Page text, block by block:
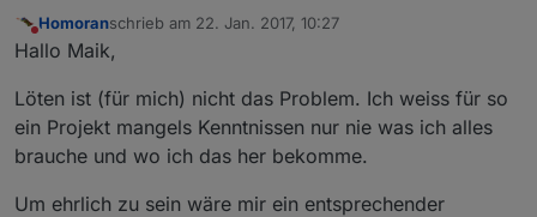
Nicht stören
Homoranschrieb am 22. Jan. 2017, 10:27
zuletzt editiert von
Hallo Maik,
Löten ist (für mich) nicht das Problem. Ich weiss für so
ein Projekt mangels Kenntnissen nur nie was ich alles
brauche und wo ich das her bekomme.
Um ehrlich zu sein wäre mir ein entsprechender